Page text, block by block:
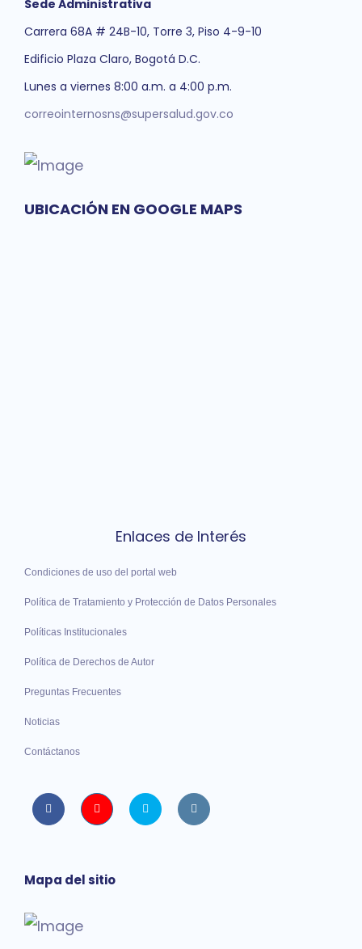
UBICACIÓN EN GOOGLE MAPS
Enlaces de Interés
Condiciones de uso del portal web
Política de Tratamiento y Protección de Datos Personales
Políticas Institucionales
Política de Derechos de Autor
Preguntas Frecuentes
Noticias
Contáctanos
Facebook Youtube twitter instagram
Mapa del sitio
Sede Administrativa
Carrera 68A # 24B-10, Torre 3, Piso 4-9-10
Edificio Plaza Claro, Bogotá D.C.
Lunes a viernes 8:00 a.m. a 4:00 p.m.
correointernosns@supersalud.gov.co